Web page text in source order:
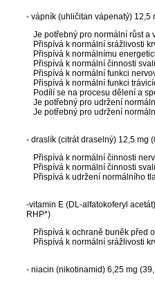
- vápník (uhličitan vápenatý) 12,5
Je potřebný pro normální růst a
Přispívá k normální srážlivosti
Přispívá k normálnímu
Přispívá k normální činnosti
Přispívá k normální funkci
Přispívá k normální funkci
Podílí se na procesu dělení a
Je potřebný pro udržení
Je potřebný pro udržení
- draslík (citrát draselný) 12,5 mg
Přispívá k normální činnosti
Přispívá k normální činnosti
Přispívá k udržení normálního
-vitamin E (DL-alfatokoferyl
RHP*)
Přispívá k ochraně buněk před
Přispívá k normální srážlivosti
- niacin (nikotinamid) 6,25 mg